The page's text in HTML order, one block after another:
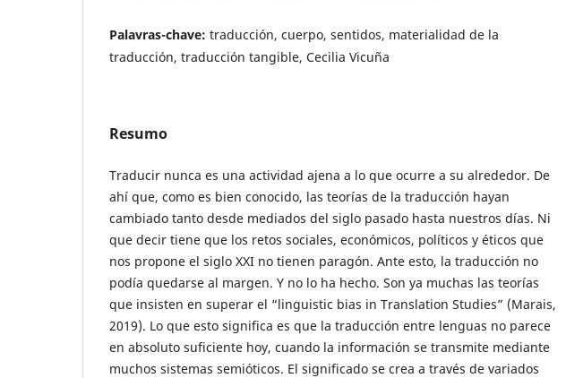
Palavras-chave: traducción, cuerpo, sentidos, materialidad de la
traducción, traducción tangible, Cecilia Vicuña
Resumo
Traducir nunca es una actividad ajena a lo que ocurre a su alrededor. De
ahí que, como es bien conocido, las teorías de la traducción hayan
cambiado tanto desde mediados del siglo pasado hasta nuestros días. Ni
que decir tiene que los retos sociales, económicos, políticos y éticos que
nos propone el siglo XXI no tienen paragón. Ante esto, la traducción no
podía quedarse al margen. Y no lo ha hecho. Son ya muchas las teorías
que insisten en superar el “linguistic bias in Translation Studies” (Marais,
2019). Lo que esto significa es que la traducción entre lenguas no parece
en absoluto suficiente hoy, cuando la información se transmite mediante
muchos sistemas semióticos. El significado se crea a través de variados